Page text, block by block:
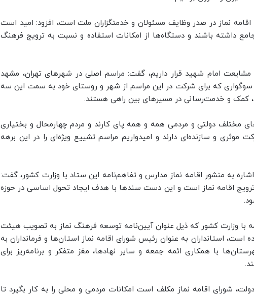
اقامه نماز در صدر وظایف مسئولان و خدمتگزاران ملت است، افزود: امید است
داشته باشند و دستگاه‌ها از امکانات استفاده و نسبت به ترویج فرهنگ
مشایعت امام شهید قرار داریم، گفت: مراسم اصلی در شهرهای تهران، مشهد
سوگواری که برای شرکت در این مراسم از شهر و روستای خود به سمت این سه
کمک و خدمت‌رسانی در مسیرهای بین راهی هستند.
مختلف دولتی و مردمی همه و همه پای کارند و مردم چهارمحال و بختیاری
موثری و سازنده‌ای دارند و امیدواریم مراسم تشییع ویژه‌ای را در این برهه
به منشور اقامه نماز مدارس و تفاهم‌نامه این ستاد با وزارت کشور، گفت:
اقامه نماز است و این دست سندها با هدف ایجاد تحول اساسی در حوزه
با وزارت کشور که ذیل عنوان آیین‌نامه توسعه فرهنگ نماز به تصویب هیئت
استانداران به عنوان رئیس شورای اقامه نماز استان‌ها و فرمانداران به
با همکاری ائمه جمعه و سایر نهادها، مغز متفکر و برنامه‌ریز برای
شورای اقامه نماز مکلف است امکانات مردمی و محلی را به کار بگیرد تا